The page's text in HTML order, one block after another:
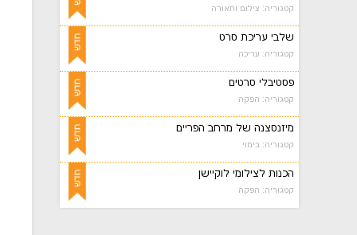
קטגוריה: צילום ותאורה
שלבי עריכת סרט
קטגוריה: עריכה
פסטיבלי סרטים
קטגוריה: הפקה
מיזנסצנה של מרחב הפריים
קטגוריה: בימוי
הכנות לצילומי לוקיישן
קטגוריה: הפקה